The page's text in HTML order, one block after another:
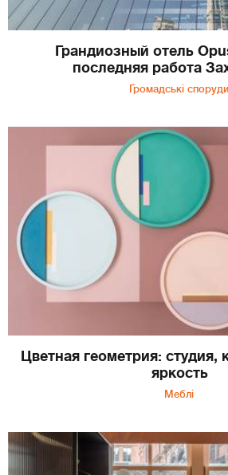
Грандиозный отель
последняя работа
Громадські споруди
Цветная геометрия: студия,
яркость
Меблі